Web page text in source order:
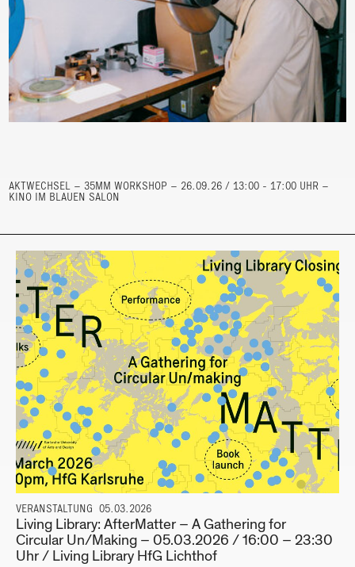
AKTWECHSEL – 35MM WORKSHOP – 26.09.26 / 13:00 - 17:00 UHR –
KINO IM BLAUEN SALON
VERANSTALTUNG 05.03.2026
Living Library: AfterMatter – A Gathering for
Circular Un/Making – 05.03.2026 / 16:00 – 23:30
Uhr / Living Library HfG Lichthof